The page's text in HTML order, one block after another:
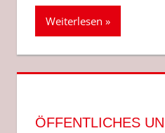
Weiterlesen
ÖFFENTLICHES